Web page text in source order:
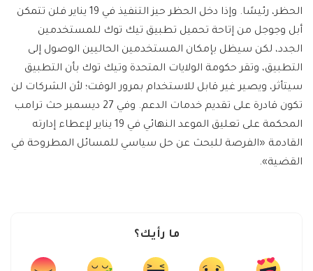
الحظر، رئيسًا. وإذا دخل الحظر حيز التنفيذ في 19 يناير فلن تتمكن
أبل وجوجل من إتاحة تحميل تطبيق تيك توك للمستخدمين
الجدد، لكن سيظل بإمكان المستخدمين الحاليين الوصول إلى
التطبيق، وتقر حكومة الولايات المتحدة وتيك توك بأن التطبيق
سيتأثر، ويصير غير قابل للاستخدام بمرور الوقت؛ لأن الشركات لن
تكون قادرة على تقديم خدمات الدعم. وفي 27 ديسمبر حث ترامب
المحكمة على تعليق الموعد النهائي في 19 يناير لإعطاء إدارته
القادمة «الفرصة للبحث عن حل سياسي للمسائل المطروحة في
القضية».
ما رأيك؟